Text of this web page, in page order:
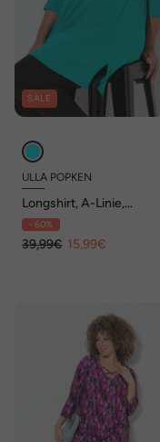
SALE
ULLA POPKEN
Longshirt, A-Linie,
Rundhalsausschnitt, 3/4-
Arm
- 60%
39,99€ 15,99€